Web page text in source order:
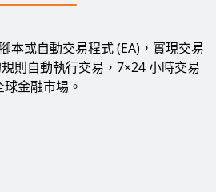
本或自動交易程式 (EA)，實現交易
則自動執行交易，7×24 小時交易
球金融市場。